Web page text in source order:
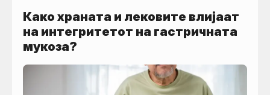
Како храната и лековите влијаат
на интегритетот на гастричната
мукоза?